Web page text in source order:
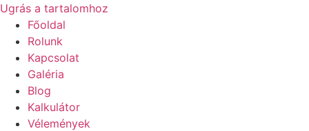
Ugrás a tartalomhoz
Főoldal
Rolunk
Kapcsolat
Galéria
Blog
Kalkulátor
Vélemények